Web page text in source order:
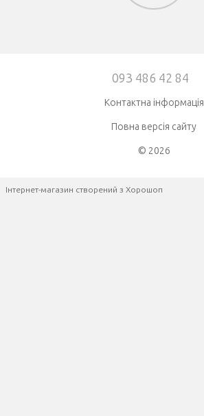
093 486 42 84
Контактна інформація
Повна версія сайту
© 2026
Інтернет-магазин створений з Хорошоп